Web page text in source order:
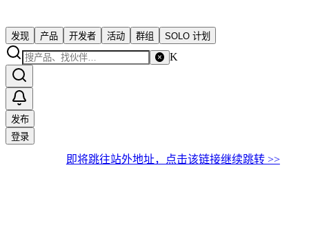
发现 产品 开发者 活动 群组 SOLO 计划
K
发布
登录
即将跳往站外地址，点击该链接继续跳转 >>